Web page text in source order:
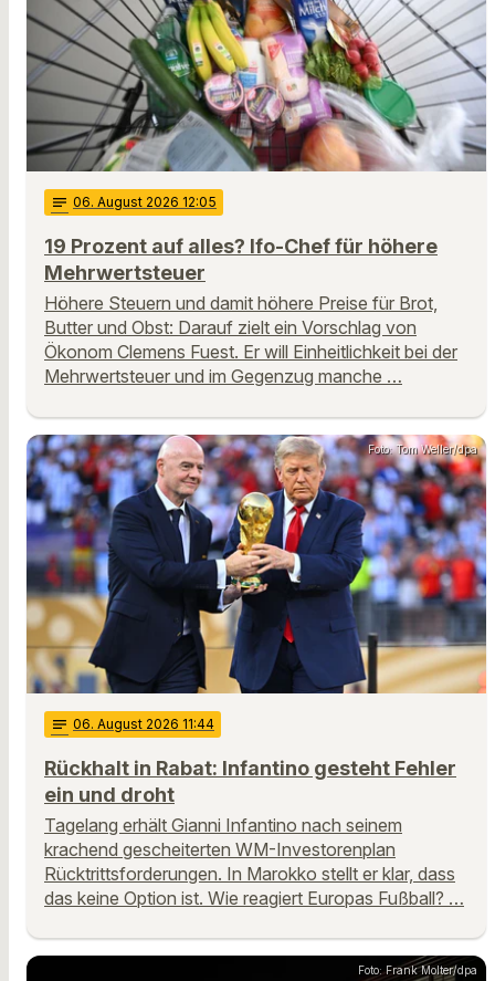
notes 06. August 2026 12:05
19 Prozent auf alles? Ifo-Chef für höhere
Mehrwertsteuer
Höhere Steuern und damit höhere Preise für Brot,
Butter und Obst: Darauf zielt ein Vorschlag von
Ökonom Clemens Fuest. Er will Einheitlichkeit bei der
Mehrwertsteuer und im Gegenzug manche …
Foto: Tom Weller/dpa
notes 06. August 2026 11:44
Rückhalt in Rabat: Infantino gesteht Fehler
ein und droht
Tagelang erhält Gianni Infantino nach seinem
krachend gescheiterten WM-Investorenplan
Rücktrittsforderungen. In Marokko stellt er klar, dass
das keine Option ist. Wie reagiert Europas Fußball? …
Foto: Frank Molter/dpa